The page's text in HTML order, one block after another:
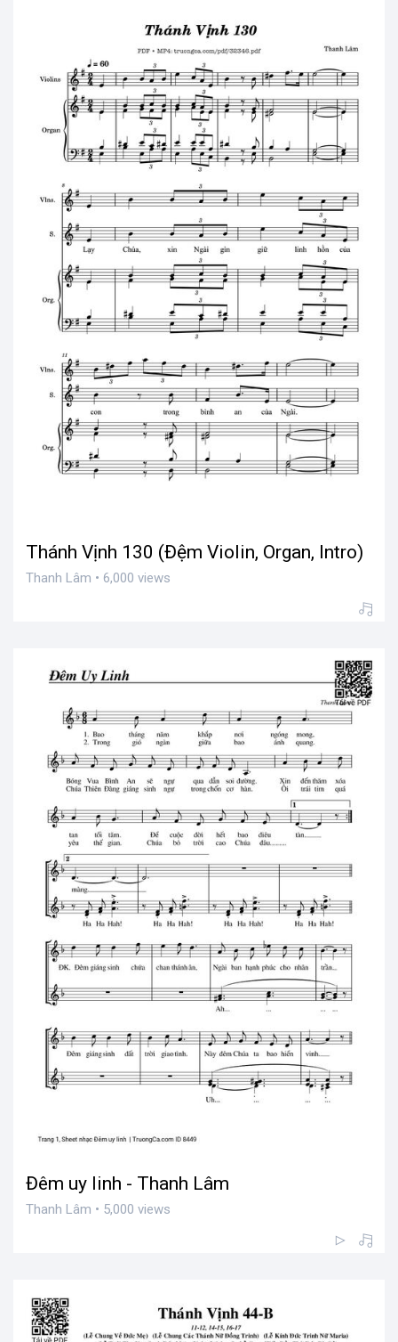
Thánh Vịnh 130 (Đệm Violin, Organ, Intro)
Thanh Lâm • 6,000 views
Đêm uy linh - Thanh Lâm
Thanh Lâm • 5,000 views